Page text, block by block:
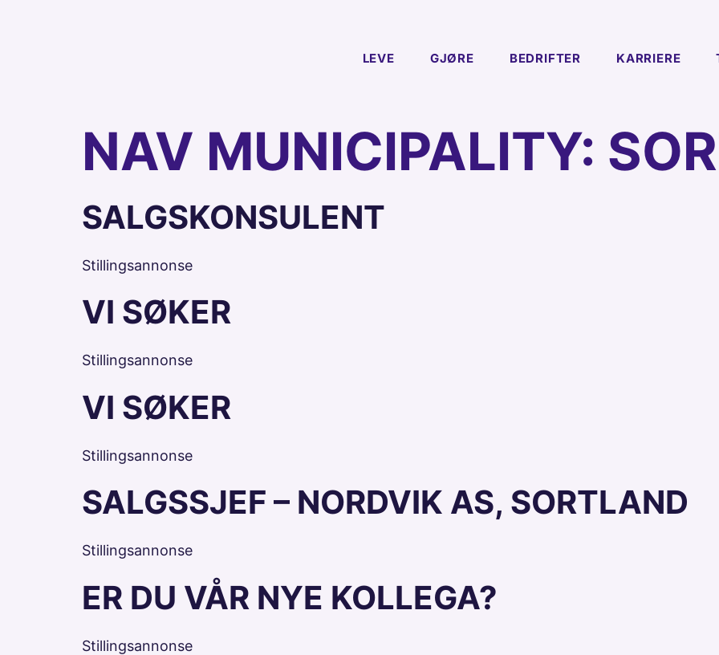
LEVE GJØRE BEDRIFTER KARRIERE
NAV MUNICIPALITY:
SALGSKONSULENT
Stillingsannonse
VI SØKER
Stillingsannonse
VI SØKER
Stillingsannonse
SALGSSJEF – NORDVIK AS, SORTLAND
Stillingsannonse
ER DU VÅR NYE KOLLEGA?
Stillingsannonse